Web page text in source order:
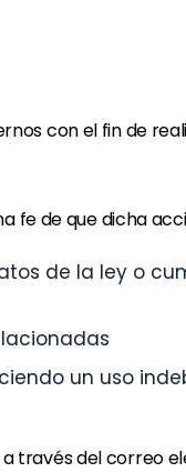
con el fin de
fe de que dicha
de la ley o
un uso
través del correo